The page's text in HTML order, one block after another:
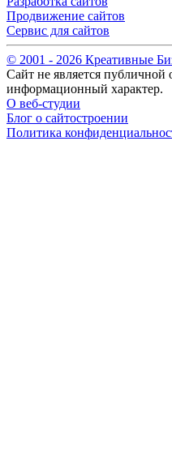
Продвижение сайтов
Сервис для сайтов
© 2001 - 2026 Креативные
Сайт не является публичной
информационный характер.
О веб-студии
Блог о сайтостроении
Политика